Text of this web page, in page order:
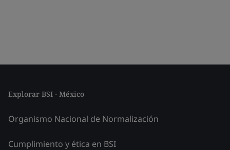
Explorar BSI - México
Organismo Nacional de Normalización
Cumplimiento y ética en BSI